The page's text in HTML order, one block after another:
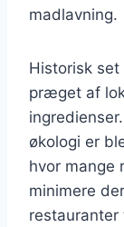
madlavning.
Historisk
præget af
økologi er
hvor
minimere